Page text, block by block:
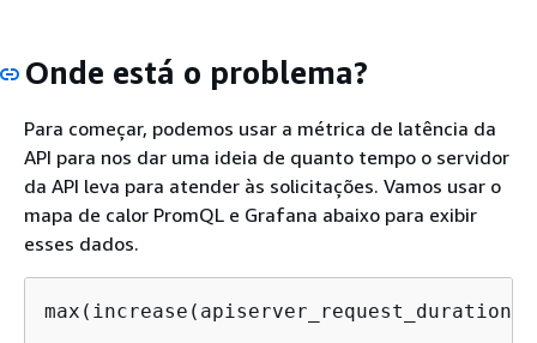
Onde está o problema?
Para começar, podemos usar a métrica de latência da
API para nos dar uma ideia de quanto tempo o servidor
da API leva para atender às solicitações. Vamos usar o
mapa de calor PromQL e Grafana abaixo para exibir
esses dados.